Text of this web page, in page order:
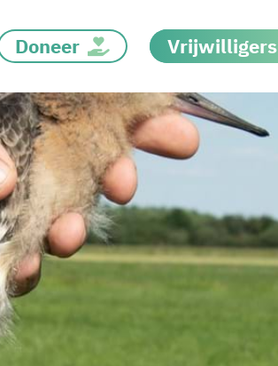
Doneer Vrijwilligers